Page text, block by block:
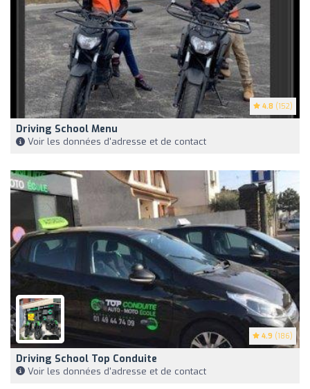
4.8 (152)
Driving School Menu
Voir les données d'adresse et de contact
4.9 (186)
Driving School Top Conduite
Voir les données d'adresse et de contact